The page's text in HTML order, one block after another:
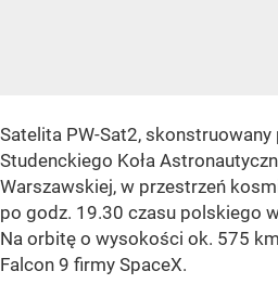
Satelita PW-Sat2, skonstruowany
Studenckiego Koła
Warszawskiej, w przestrzeń
po godz. 19.30 czasu polskiego
Na orbitę o wysokości ok. 575
Falcon 9 firmy SpaceX.